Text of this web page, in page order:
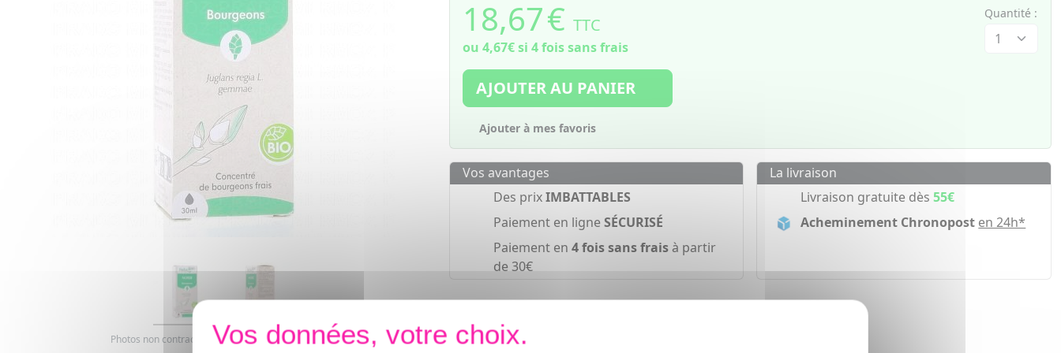
Photos non contractuelles. Copyright digimarquage
18,67€ TTC
ou 4,67€si 4 fois sans frais
Quantité :
AJOUTER AU PANIER
Ajouter à mes favoris
Vos avantages
Des prixIMBATTABLES
Paiement en ligneSÉCURISÉ
Paiement en 4 fois sans fraisà partir
de 30€
La livraison
Livraison gratuite dès55€
Acheminement Chronopost en 24h*